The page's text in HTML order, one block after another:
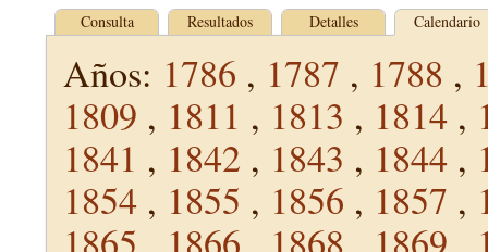
Consulta Resultados Detalles Calendario
Años: 1786 , 1787 , 1788 ,
1809 , 1811 , 1813 , 1814 ,
1841 , 1842 , 1843 , 1844 ,
1854 , 1855 , 1856 , 1857 ,